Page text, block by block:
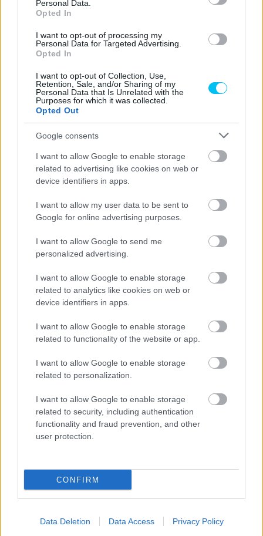
Personal Data.
Opted In
I want to opt-out of processing my
Personal Data for Targeted Advertising.
Opted In
I want to opt-out of Collection, Use,
Retention, Sale, and/or Sharing of my
Personal Data that Is Unrelated with the
Purposes for which it was collected.
Opted Out
Google consents
I want to allow Google to enable storage
related to advertising like cookies on web or
device identifiers in apps.
I want to allow my user data to be sent to
Google for online advertising purposes.
I want to allow Google to send me
personalized advertising.
I want to allow Google to enable storage
related to analytics like cookies on web or
device identifiers in apps.
I want to allow Google to enable storage
related to functionality of the website or app.
I want to allow Google to enable storage
related to personalization.
I want to allow Google to enable storage
related to security, including authentication
functionality and fraud prevention, and other
user protection.
CONFIRM
Data Deletion Data Access Privacy Policy
mindkettőjüknek ugyanazt az anyagot és technikai
mindketten képesek lesznek megmutatni nagyszerű
tehetségüket a pályán.”
FORRÁS
motogp.com
CIMKÉK
2023 Ducati
Előző cikk
dolgok történtek
Misanóra
Börcsök Réka
https://p1race.hu
- Advertisment -